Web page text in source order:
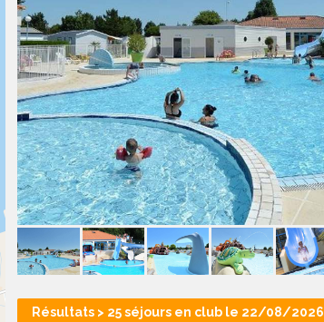
Résultats > 25 séjours en club le 22/08/2026